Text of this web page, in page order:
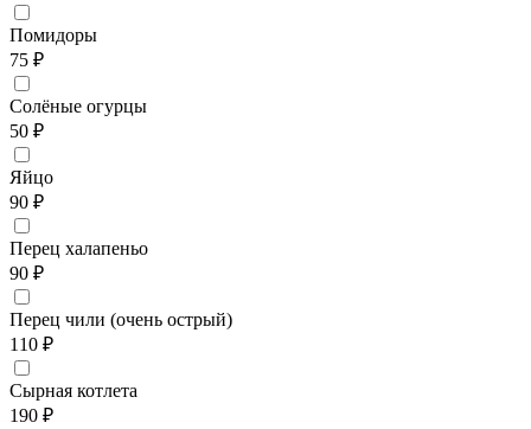
Помидоры
75 ₽
Солёные огурцы
50 ₽
Яйцо
90 ₽
Перец халапеньо
90 ₽
Перец чили (очень острый)
110 ₽
Сырная котлета
190 ₽